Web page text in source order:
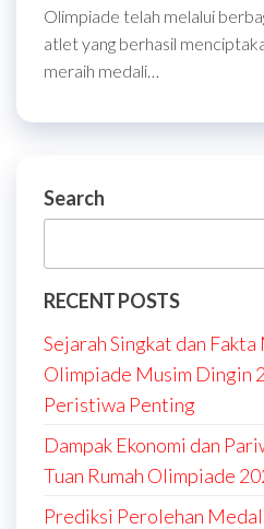
Olimpiade telah melalui
atlet yang berhasil
meraih medali…
Search
RECENT POSTS
Sejarah Singkat dan
Olimpiade Musim Dingin
Peristiwa Penting
Dampak Ekonomi dan
Tuan Rumah Olimpiade
Prediksi Perolehan